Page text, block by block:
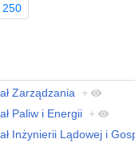
250
Zarządzania
+
Paliw i Energii +
Inżynierii Lądowej i